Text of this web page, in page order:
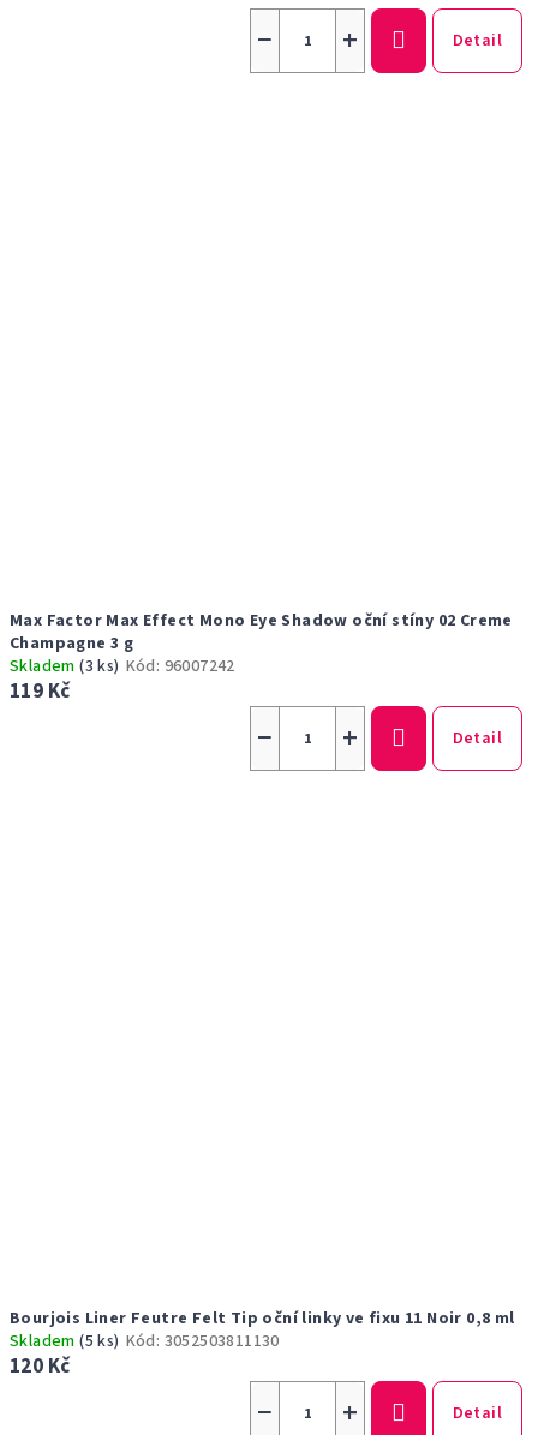
+
− Detail
Max Factor Max Effect Mono Eye Shadow oční stíny 02 Creme
Champagne 3 g
Skladem(3 ks) Kód: 96007242
119 Kč
+
− Detail
Bourjois Liner Feutre Felt Tip oční linky ve fixu 11 Noir 0,8 ml
Skladem(5 ks) Kód: 3052503811130
120 Kč
+
− Detail